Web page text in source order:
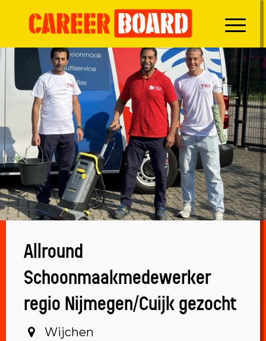
Allround
Schoonmaakmedewerker
regio Nijmegen/Cuijk gezocht
Wijchen‎